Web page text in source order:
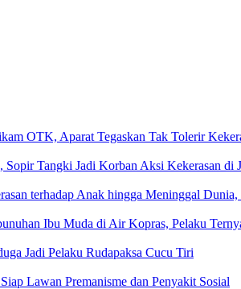
OTK, Aparat Tegaskan Tak Tolerir
Tangki Jadi Korban Aksi Kekerasan di
terhadap Anak hingga Meninggal
Ibu Muda di Air Kopras, Pelaku
Jadi Pelaku Rudapaksa Cucu Tiri
Lawan Premanisme dan Penyakit Sosial